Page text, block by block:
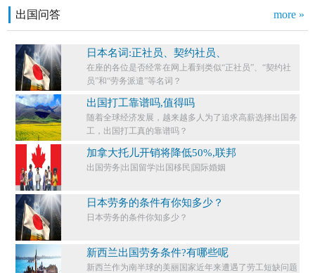
出国问答 more »
日本名词:正社员、契约社员、
在座的各位是否经常在网上看到类似“正社员”、“契约社
员”和“劳务派遣”等名词？
出国打工靠谱吗,值得吗
随着全球经济发展，越来越多人为了追求高薪选择出国务
工，出国打工真的靠谱吗？
加拿大托儿开销将降低50%,联邦
出国劳务|出国留学|出国移民|国际婚姻
日本劳务的条件有你知多少？
日本劳务的条件你知多少？​
新西兰出国劳务条件?有哪些呢
新西兰作为南半球的美丽国家近年来遭遇了劳工短缺问题